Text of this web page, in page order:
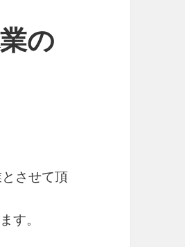
の
させて頂
す。